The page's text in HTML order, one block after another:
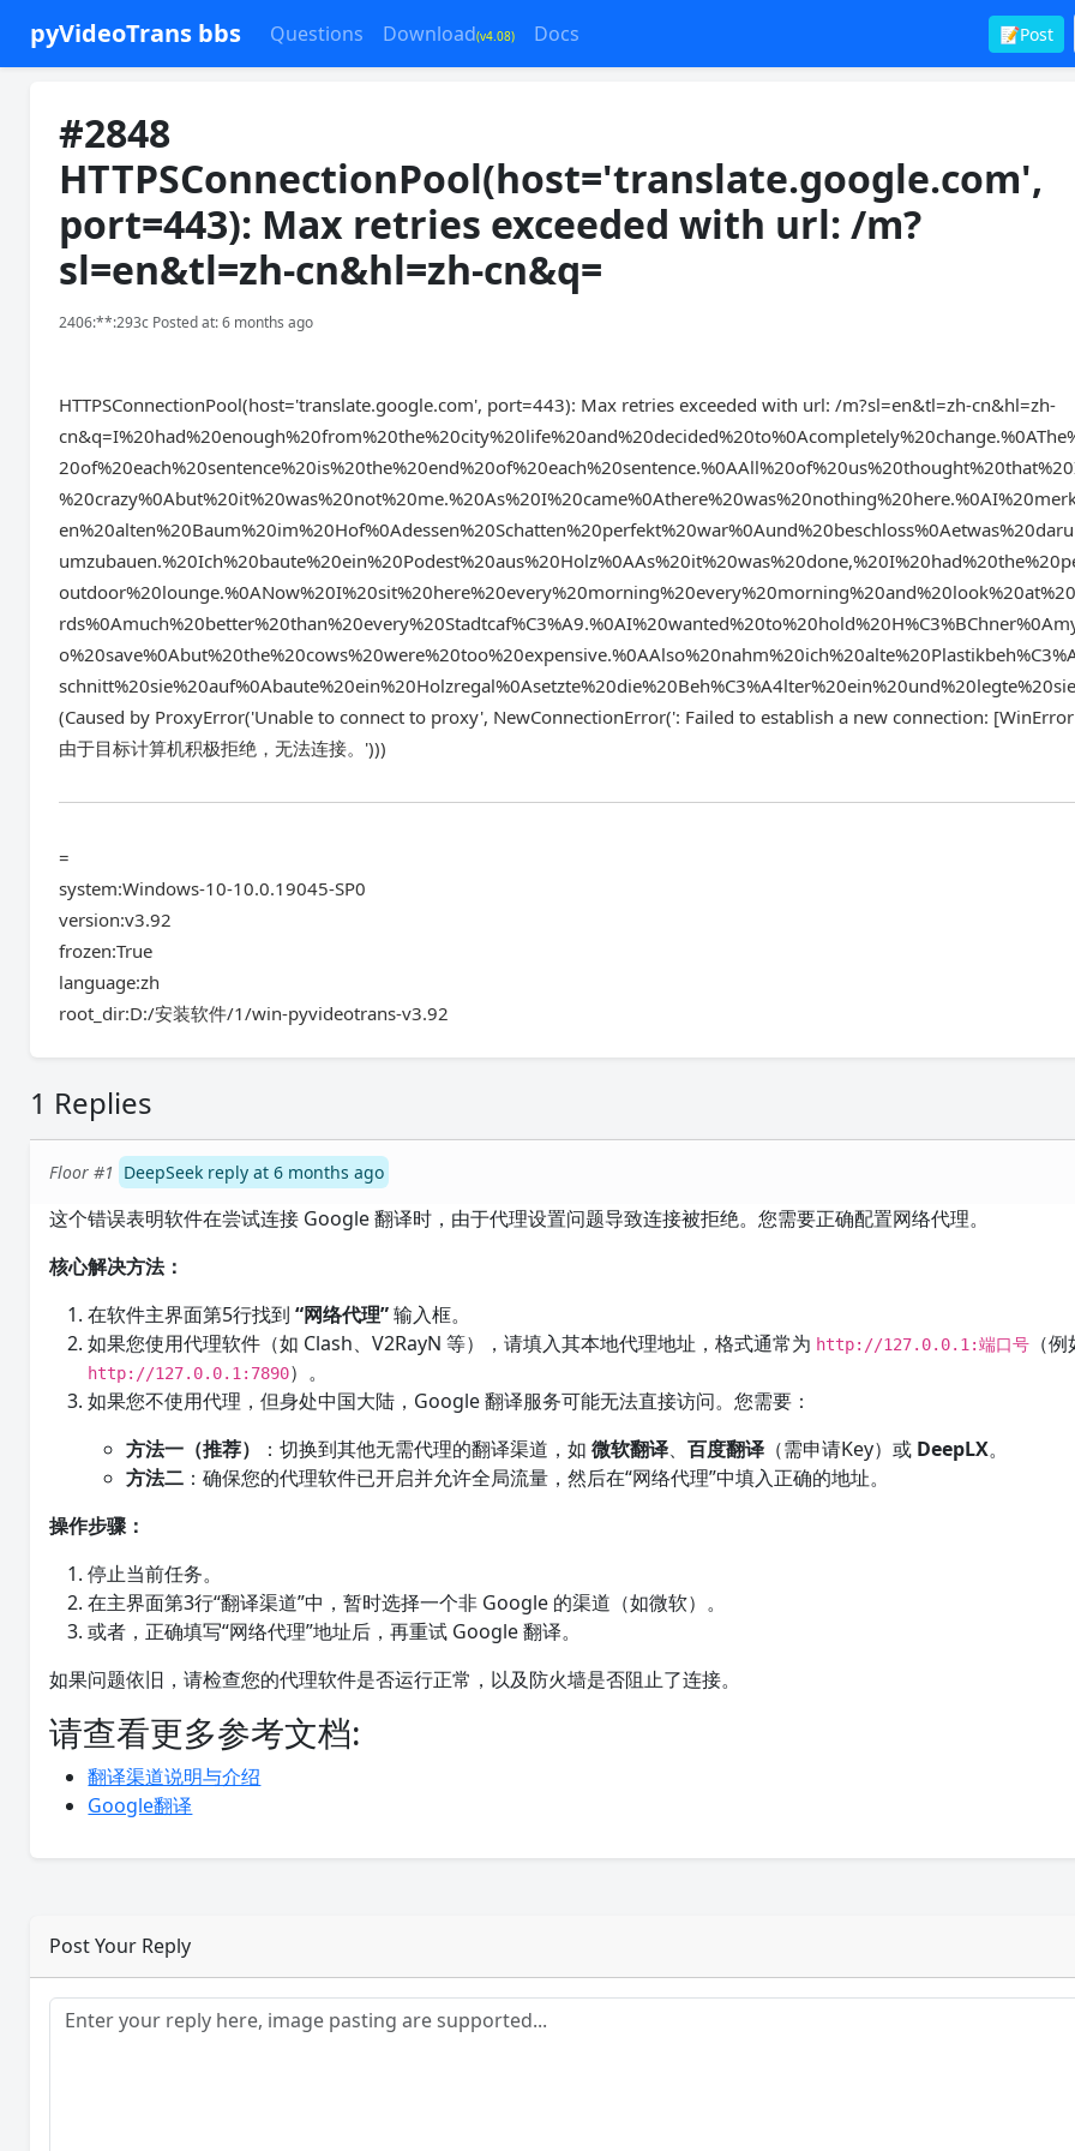
pyVideoTrans bbs Questions Download(v4.08) Docs 📝Post
#2848
HTTPSConnectionPool(host='translate.google.com',
port=443): Max retries exceeded with url: /m?
sl=en&tl=zh-cn&hl=zh-cn&q=
2406:**:293c Posted at: 6 months ago
HTTPSConnectionPool(host='translate.google.com', port=443): Max retries exceeded with url: /m?sl=en&tl=zh-cn&hl=zh-
(Caused by ProxyError('Unable to connect to proxy', NewConnectionError(': Failed to establish a new connection:
由于目标计算机积极拒绝，无法连接。')))
=
system:Windows-10-10.0.19045-SP0
version:v3.92
frozen:True
language:zh
root_dir:D:/安装软件/1/win-pyvideotrans-v3.92
1 Replies
Floor #1 DeepSeek reply at 6 months ago
这个错误表明软件在尝试连接 Google 翻译时，由于代理设置问题导致连接被拒绝。您需要正确配置网络代理。
核心解决方法：
在软件主界面第5行找到“网络代理”输入框。
如果您使用代理软件（如 Clash、V2RayN 等），请填入其本地代理地址，格式通常为 http://127.0.0.1:端口号 （
http://127.0.0.1:7890）。
如果您不使用代理，但身处中国大陆，Google 翻译服务可能无法直接访问。您需要：
方法一（推荐）
：切换到其他无需代理的翻译渠道，如微软翻译、百度翻译 （需申请Key）或 DeepLX。
方法二 ：确保您的代理软件已开启并允许全局流量，然后在“网络代理”中填入正确的地址。
操作步骤：
停止当前任务。
在主界面第3行“翻译渠道”中，暂时选择一个非 Google 的渠道（如微软）。
或者，正确填写“网络代理”地址后，再重试 Google 翻译。
如果问题依旧，请检查您的代理软件是否运行正常，以及防火墙是否阻止了连接。
请查看更多参考文档:
翻译渠道说明与介绍
Google翻译
Post Your Reply